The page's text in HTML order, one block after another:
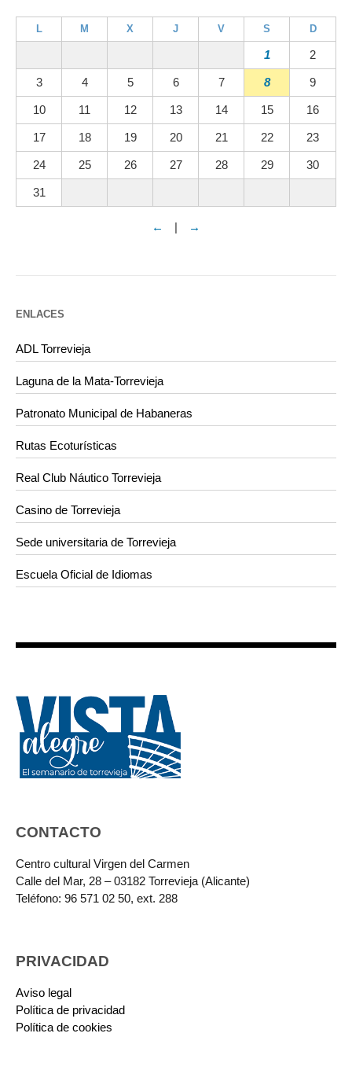
L M X J V S D
1 2
3 4 5 6 7 8 9
10 11 12 13 14 15 16
17 18 19 20 21 22 23
24 25 26 27 28 29 30
31
← | →
ENLACES
ADL Torrevieja
Laguna de la Mata-Torrevieja
Patronato Municipal de Habaneras
Rutas Ecoturísticas
Real Club Náutico Torrevieja
Casino de Torrevieja
Sede universitaria de Torrevieja
Escuela Oficial de Idiomas
CONTACTO
Centro cultural Virgen del Carmen
Calle del Mar, 28 – 03182 Torrevieja (Alicante)
Teléfono: 96 571 02 50, ext. 288
PRIVACIDAD
Aviso legal
Política de privacidad
Política de cookies